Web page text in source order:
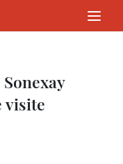
visite